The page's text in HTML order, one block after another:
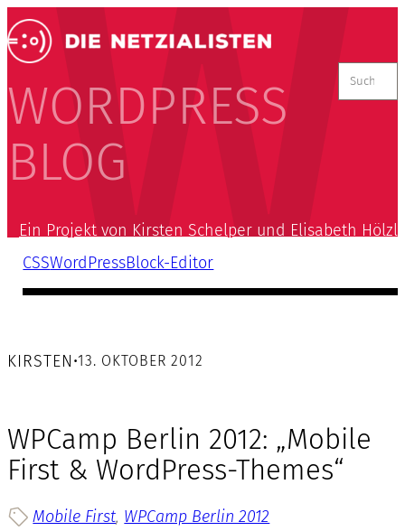
WORDPRESS
BLOG
nach:
Ein Projekt von Kirsten Schelper und Elisabeth Hölzl
CSSWordPressBlock-Editor
KIRSTEN•13. OKTOBER 2012
WPCamp Berlin 2012: „Mobile
First & WordPress-Themes“
Mobile First, WPCamp Berlin 2012